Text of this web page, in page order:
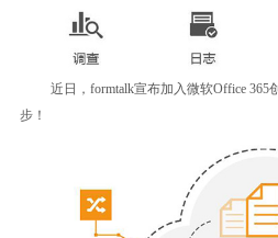
近日，formtalk宣布加入微软Office 365
步！